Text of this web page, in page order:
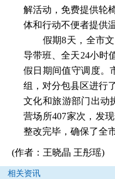
解活动，免费提供轮
体和行动不便者提供
假期8天，全市文
导带班、全天24小时
假日期间值守调度。
组，对分包县区进行
文化和旅游部门出动
营场所407家次，发
整改完毕，确保了全
(作者：王晓晶 王彤瑶)
相关资讯